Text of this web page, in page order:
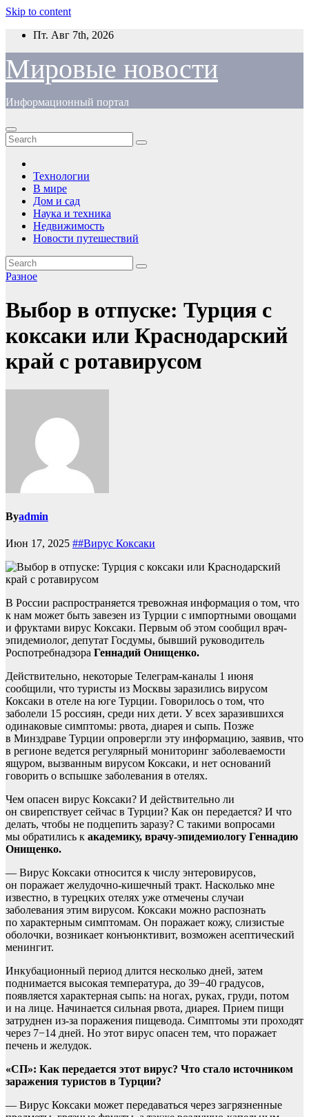
Skip to content
Пт. Авг 7th, 2026
Мировые новости
Информационный портал
Технологии
В мире
Дом и сад
Наука и техника
Недвижимость
Новости путешествий
Разное
Выбор в отпуске: Турция с
коксаки или Краснодарский
край с ротавирусом
Byadmin
Июн 17, 2025 ##Вирус Коксаки
В России распространяется тревожная информация о том, что
к нам может быть завезен из Турции с импортными овощами
и фруктами вирус Коксаки. Первым об этом сообщил врач-
эпидемиолог, депутат Госдумы, бывший руководитель
Роспотребнадзора Геннадий Онищенко.
Действительно, некоторые Телеграм-каналы 1 июня
сообщили, что туристы из Москвы заразились вирусом
Коксаки в отеле на юге Турции. Говорилось о том, что
заболели 15 россиян, среди них дети. У всех заразившихся
одинаковые симптомы: рвота, диарея и сыпь. Позже
в Минздраве Турции опровергли эту информацию, заявив, что
в регионе ведется регулярный мониторинг заболеваемости
ящуром, вызванным вирусом Коксаки, и нет оснований
говорить о вспышке заболевания в отелях.
Чем опасен вирус Коксаки? И действительно ли
он свирепствует сейчас в Турции? Как он передается? И что
делать, чтобы не подцепить заразу? С такими вопросами
мы обратились к академику, врачу-эпидемиологу Геннадию
Онищенко.
— Вирус Коксаки относится к числу энтеровирусов,
он поражает желудочно-кишечный тракт. Насколько мне
известно, в турецких отелях уже отмечены случаи
заболевания этим вирусом. Коксаки можно распознать
по характерным симптомам. Он поражает кожу, слизистые
оболочки, возникает конъюнктивит, возможен асептический
менингит.
Инкубационный период длится несколько дней, затем
поднимается высокая температура, до 39−40 градусов,
появляется характерная сыпь: на ногах, руках, груди, потом
и на лице. Начинается сильная рвота, диарея. Прием пищи
затруднен из-за поражения пищевода. Симптомы эти проходят
через 7−14 дней. Но этот вирус опасен тем, что поражает
печень и желудок.
«СП»: Как передается этот вирус? Что стало источником
заражения туристов в Турции?
— Вирус Коксаки может передаваться через загрязненные